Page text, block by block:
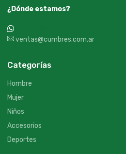
¿Dónde estamos?
ventas@cumbres.com.ar
Categorías
Hombre
Mujer
Niños
Accesorios
Deportes